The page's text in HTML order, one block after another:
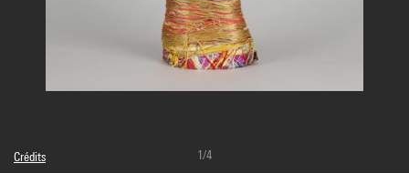
Crédits
1/4